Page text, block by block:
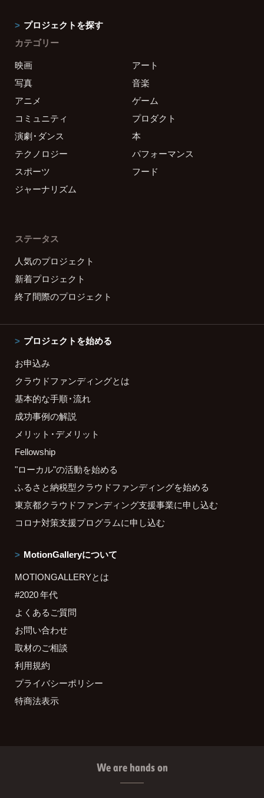
プロジェクトを探す
カテゴリー
映画
アート
写真
音楽
アニメ
ゲーム
コミュニティ
プロダクト
演劇・ダンス
本
テクノロジー
パフォーマンス
スポーツ
フード
ジャーナリズム
ステータス
人気のプロジェクト
新着プロジェクト
終了間際のプロジェクト
プロジェクトを始める
お申込み
クラウドファンディングとは
基本的な手順・流れ
成功事例の解説
メリット・デメリット
Fellowship
"ローカル"の活動を始める
ふるさと納税型クラウドファンディングを始める
東京都クラウドファンディング支援事業に申し込む
コロナ対策支援プログラムに申し込む
MotionGalleryについて
MOTIONGALLERYとは
#2020 年代
よくあるご質問
お問い合わせ
取材のご相談
利用規約
プライバシーポリシー
特商法表示
We are hands on